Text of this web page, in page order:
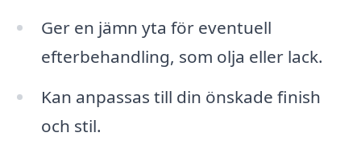
Ger en jämn yta för eventuell
efterbehandling, som olja eller lack.
Kan anpassas till din önskade finish
och stil.